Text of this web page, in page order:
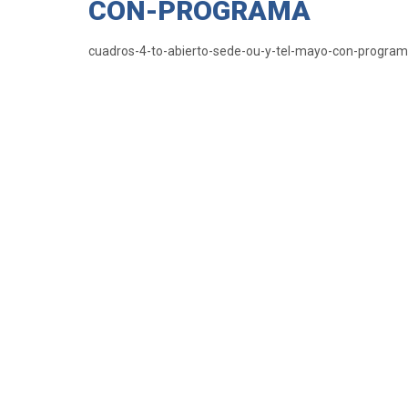
CON-PROGRAMA
cuadros-4-to-abierto-sede-ou-y-tel-mayo-con-